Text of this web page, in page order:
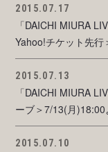
2015.07.17
「DAICHI MIURA
Yahoo!チケット先行
2015.07.13
「DAICHI MIURA
ーブ＞7/13(月)18:00
2015.07.10